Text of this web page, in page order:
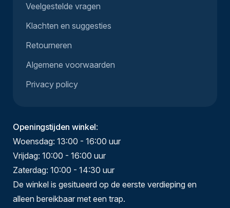
Veelgestelde vragen
Klachten en suggesties
Retourneren
Algemene voorwaarden
Privacy policy
Openingstijden winkel:
Woensdag: 13:00 - 16:00 uur
Vrijdag: 10:00 - 16:00 uur
Zaterdag: 10:00 - 14:30 uur
De winkel is gesitueerd op de eerste verdieping en
alleen bereikbaar met een trap.